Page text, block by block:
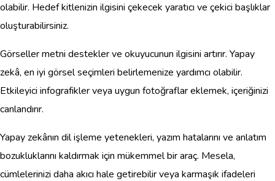
olabilir. Hedef kitlenizin ilgisini çekecek yaratıcı ve çekici başlıklar
oluşturabilirsiniz.
Görseller metni destekler ve okuyucunun ilgisini artırır. Yapay
zekâ, en iyi görsel seçimleri belirlemenize yardımcı olabilir.
Etkileyici infografikler veya uygun fotoğraflar eklemek, içeriğinizi
canlandırır.
Yapay zekânın dil işleme yetenekleri, yazım hatalarını ve anlatım
bozukluklarını kaldırmak için mükemmel bir araç. Mesela,
cümlelerinizi daha akıcı hale getirebilir veya karmaşık ifadeleri